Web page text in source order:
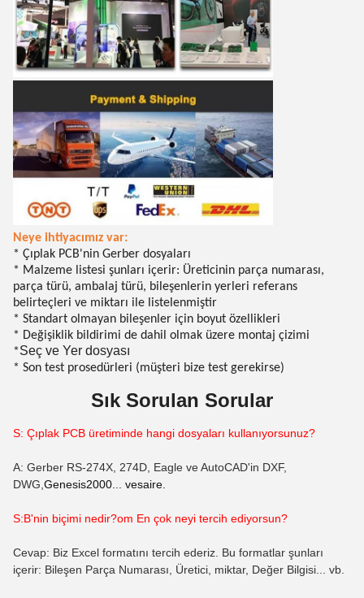
Neye ihtiyacımız var:
* Çıplak PCB'nin Gerber dosyaları
* Malzeme listesi şunları içerir: Üreticinin parça numarası,
parça türü, ambalaj türü, bileşenlerin yerleri referans
belirteçleri ve miktarı ile listelenmiştir
* Standart olmayan bileşenler için boyut özellikleri
* Değişiklik bildirimi de dahil olmak üzere montaj çizimi
*Seç ve Yer dosyası
* Son test prosedürleri (müşteri bize test gerekirse)
Sık Sorulan Sorular
S: Çıplak PCB üretiminde hangi dosyaları kullanıyorsunuz?
A: Gerber RS-274X, 274D, Eagle ve AutoCAD'in DXF,
DWG, Genesis2000... vesaire.
S:B'nin biçimi nedir?om En çok neyi tercih ediyorsun?
Cevap: Biz Excel formatını tercih ederiz. Bu formatlar şunları
içerir: Bileşen Parça Numarası, Üretici, miktar, Değer Bilgisi... vb.